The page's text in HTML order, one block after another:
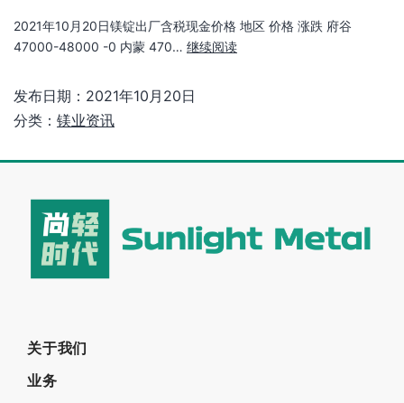
2021年10月20日镁锭出厂含税现金价格 地区 价格 涨跌 府谷
47000-48000 -0 内蒙 470… 继续阅读
发布日期： 2021年10月20日
分类： 镁业资讯
关于我们
业务